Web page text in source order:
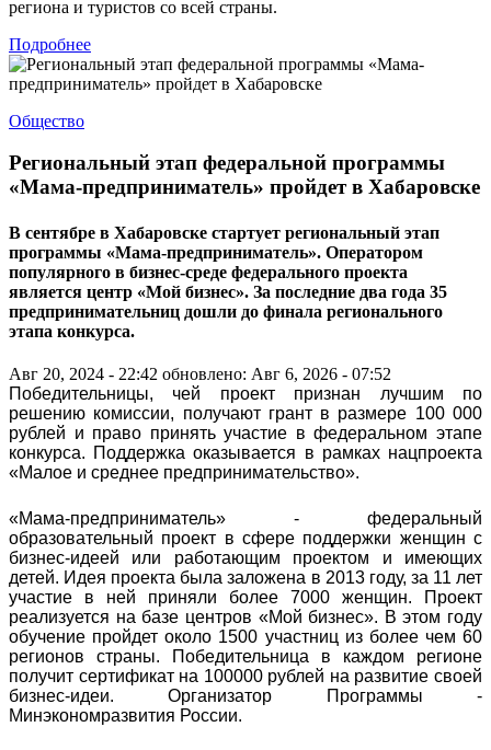
региона и туристов со всей страны.
Подробнее
Общество
Региональный этап федеральной программы
«Мама-предприниматель» пройдет в Хабаровске
В сентябре в Хабаровске стартует региональный этап
программы «Мама-предприниматель». Оператором
популярного в бизнес-среде федерального проекта
является центр «Мой бизнес». За последние два года 35
предпринимательниц дошли до финала регионального
этапа конкурса.
Авг 20, 2024 - 22:42 обновлено: Авг 6, 2026 - 07:52
Победительницы, чей проект признан лучшим по
решению комиссии, получают грант в размере 100 000
рублей и право принять участие в федеральном этапе
конкурса. Поддержка оказывается в рамках нацпроекта
«Малое и среднее предпринимательство».
«Мама-предприниматель» - федеральный
образовательный проект в сфере поддержки женщин с
бизнес-идеей или работающим проектом и имеющих
детей. Идея проекта была заложена в 2013 году, за 11 лет
участие в ней приняли более 7000 женщин. Проект
реализуется на базе центров «Мой бизнес». В этом году
обучение пройдет около 1500 участниц из более чем 60
регионов страны. Победительница в каждом регионе
получит сертификат на 100000 рублей на развитие своей
бизнес-идеи. Организатор Программы -
Минэкономразвития России.